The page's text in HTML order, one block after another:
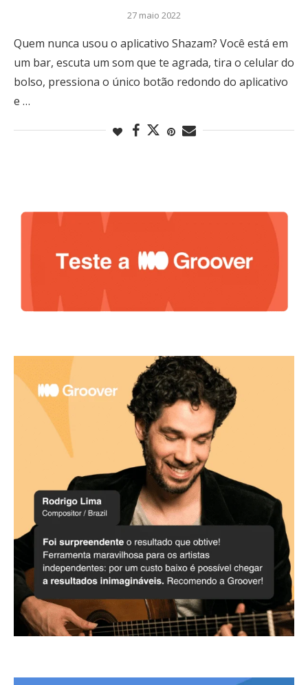
27 maio 2022
Quem nunca usou o aplicativo Shazam? Você está em
um bar, escuta um som que te agrada, tira o celular do
bolso, pressiona o único botão redondo do aplicativo
e …